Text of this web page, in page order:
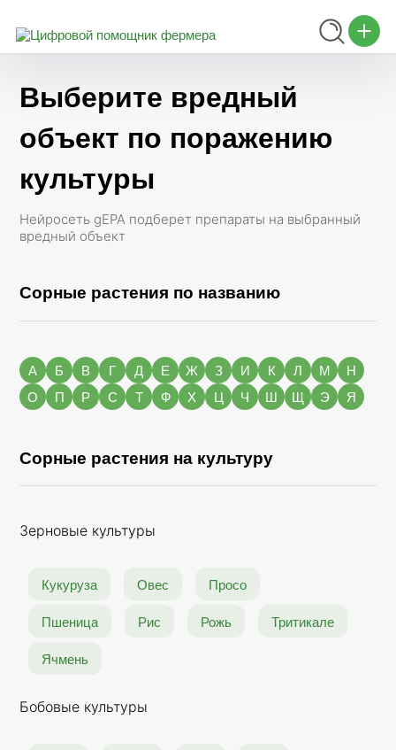
Выберите вредный
объект по поражению
культуры
Нейросеть gEPA подберет препараты на выбранный
вредный объект
Сорные растения по названию
А Б В Г Д Е Ж З И К Л М
Н
О
П Р С Т Ф Х Ц Ч Ш Щ Э Я
Сорные растения на культуру
Зерновые культуры
Кукуруза Овес
Просо
Пшеница
Рис Рожь
Тритикале
Ячмень
Бобовые культуры